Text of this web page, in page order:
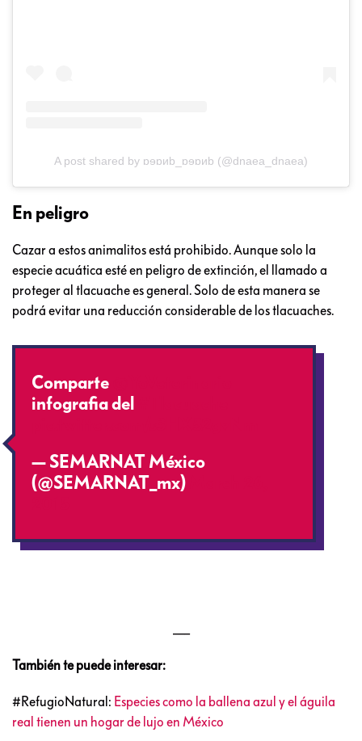
A post shared by ɒɘɒᴎb_ɒɘɒᴎb (@dnaea_dnaea)
En peligro
Cazar a estos animalitos está prohibido. Aunque solo la
especie acuática esté en peligro de extinción, el llamado a
proteger al tlacuache es general. Solo de esta manera se
podrá evitar una reducción considerable de los tlacuaches.
Comparte
infografia del
— SEMARNAT México
(@SEMARNAT_mx)
También te puede interesar:
#RefugioNatural: Especies como la ballena azul y el águila
real tienen un hogar de lujo en México